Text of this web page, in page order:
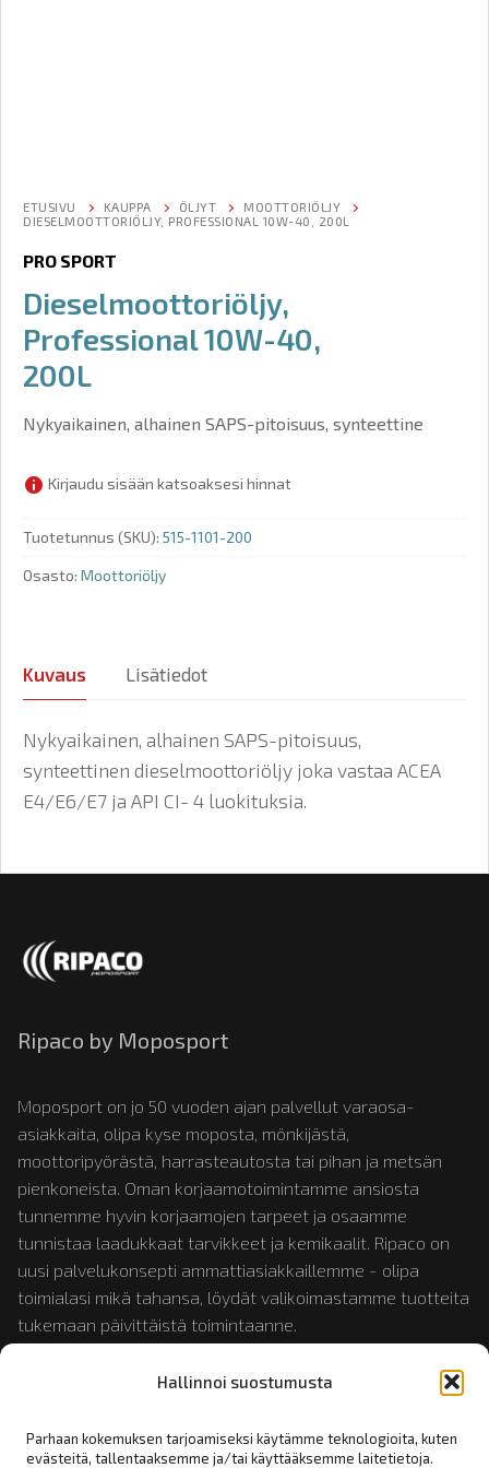
Hallinnoi suostumusta
Parhaan kokemuksen tarjoamiseksi käytämme teknologioita, kuten
evästeitä, tallentaaksemme ja/tai käyttääksemme laitetietoja.
ETUSIVU KAUPPA ÖLJYT
MOOTTORIÖLJY
DIESELMOOTTORIÖLJY, PROFESSIONAL 10W-40, 200L
PRO SPORT
Dieselmoottoriöljy,
Professional 10W-40,
200L
Nykyaikainen, alhainen SAPS-pitoisuus, synteettine
Kirjaudu sisään katsoaksesi hinnat
Tuotetunnus (SKU): 515-1101-200
Osasto: Moottoriöljy
Kuvaus Lisätiedot
Nykyaikainen, alhainen SAPS-pitoisuus,
synteettinen dieselmoottoriöljy joka vastaa ACEA
E4/E6/E7 ja API CI- 4 luokituksia.
Ripaco by Moposport
Moposport on jo 50 vuoden ajan palvellut varaosa-
asiakkaita, olipa kyse moposta, mönkijästä,
moottoripyörästä, harrasteautosta tai pihan ja metsän
pienkoneista. Oman korjaamotoimintamme ansiosta
tunnemme hyvin korjaamojen tarpeet ja osaamme
tunnistaa laadukkaat tarvikkeet ja kemikaalit. Ripaco on
uusi palvelukonsepti ammattiasiakkaillemme - olipa
toimialasi mikä tahansa, löydät valikoimastamme tuotteita
tukemaan päivittäistä toimintaanne.
mopotukku.fijamoposport.fi